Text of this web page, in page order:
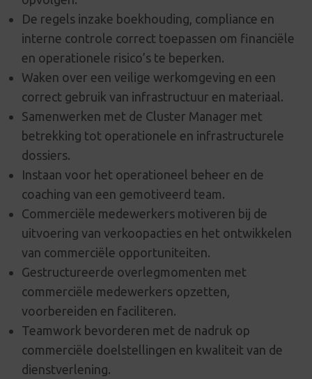
De regels inzake boekhouding, compliance en
interne controle correct toepassen om financiële
en operationele risico’s te beperken.
Waken over een veilige werkomgeving en een
correct gebruik van infrastructuur en materiaal.
Samenwerken met de Cluster Manager met
betrekking tot operationele en infrastructurele
dossiers.
Instaan voor het operationeel beheer en de
coaching van een gemotiveerd team.
Commerciële medewerkers motiveren bij de
uitvoering van verkoopacties en het ontwikkelen
van commerciële opportuniteiten.
Gestructureerde overlegmomenten met
commerciële medewerkers opzetten,
voorbereiden en faciliteren.
Teamwork bevorderen met de nadruk op
commerciële doelstellingen en kwaliteit van de
dienstverlening.